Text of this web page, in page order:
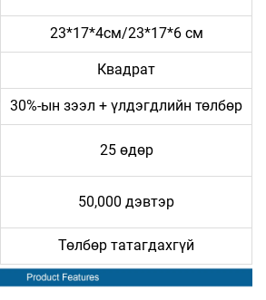
23*17*4см/23*17*6 см
Квадрат
30%-ын зээл + үлдэгдлийн төлбөр
25 өдөр
50,000 дэвтэр
Төлбөр татагдахгүй